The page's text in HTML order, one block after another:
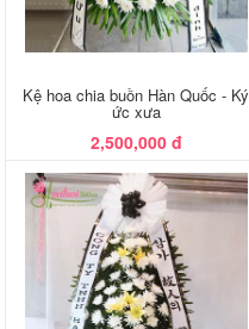
Kệ hoa chia buồn Hàn Quốc - Ký
ức xưa
2,500,000 đ